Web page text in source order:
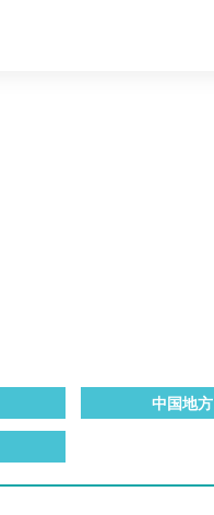
中国地方